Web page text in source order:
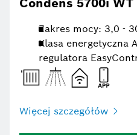
Zakres mocy: 3,0 -
Klasa energetyczna
regulatora
Więcej szczegółów